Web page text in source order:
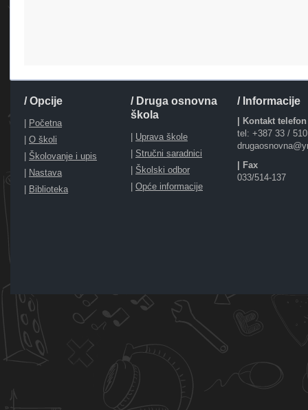
/ Opcije
| Početna
| O školi
| Školovanje i upis
| Nastava
| Biblioteka
/ Druga osnovna
škola
| Uprava škole
| Stručni saradnici
| Školski odbor
| Opće informacije
/ Informacije
| Kontakt telefon
tel: +387 33 /
| Fax
033/514-137